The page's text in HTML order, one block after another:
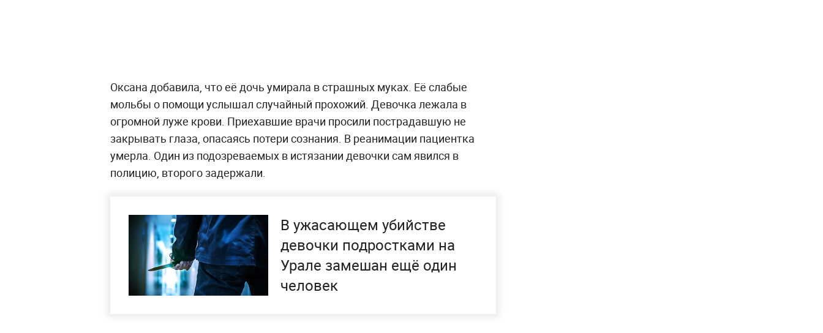
Оксана добавила, что её дочь умирала в страшных муках. Её слабые
мольбы о помощи услышал случайный прохожий. Девочка лежала в
огромной луже крови. Приехавшие врачи просили пострадавшую не
закрывать глаза, опасаясь потери сознания. В реанимации пациентка
умерла. Один из подозреваемых в истязании девочки сам явился в
полицию, второго задержали.
В ужасающем убийстве
девочки подростками на
Урале замешан ещё один
человек